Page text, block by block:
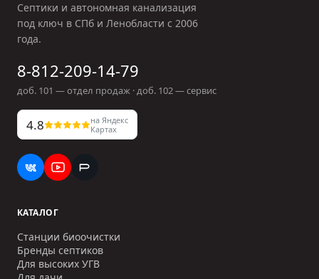
Септики и автономная канализация
под ключ в СПб и Ленобласти с 2006
года.
8-812-209-14-79
доб. 101 — отдел продаж · доб. 102— сервис
4.8
на Яндекс
Картах
КАТАЛОГ
Станции биоочистки
Бренды септиков
Для высоких УГВ